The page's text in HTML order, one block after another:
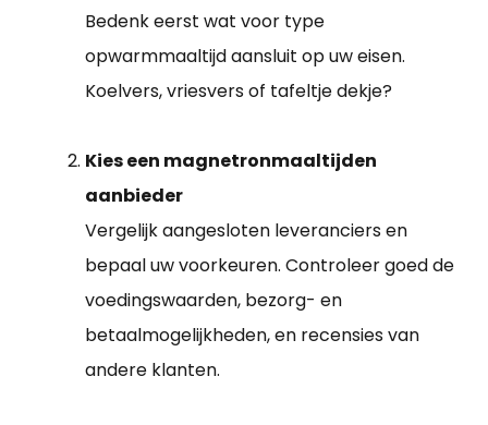
Bedenk eerst wat voor type
opwarmmaaltijd aansluit op uw eisen.
Koelvers, vriesvers of tafeltje dekje?
Kies een magnetronmaaltijden
aanbieder
Vergelijk aangesloten leveranciers en
bepaal uw voorkeuren. Controleer goed de
voedingswaarden, bezorg- en
betaalmogelijkheden, en recensies van
andere klanten.